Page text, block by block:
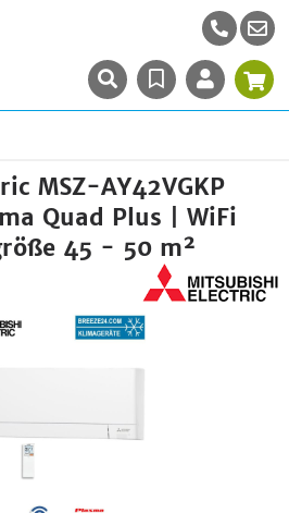
MSZ-AY42VGKP
Quad Plus | WiFi
45 - 50 m²